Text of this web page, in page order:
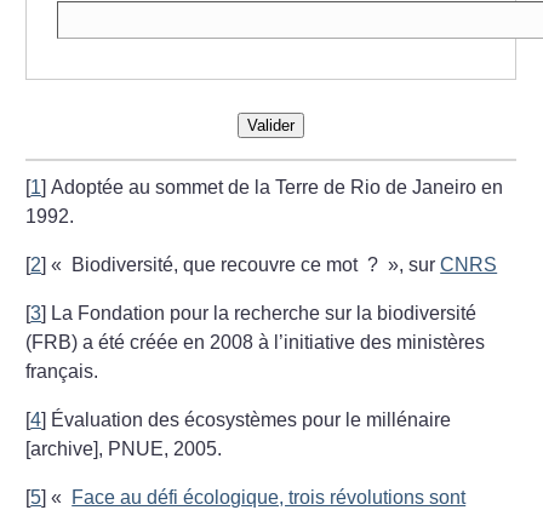
Valider
[1]Adoptée au sommet de la Terre de Rio de Janeiro en
1992.
[2]« Biodiversité, que recouvre ce mot ? », surCNRS
[3] La Fondation pour la recherche sur la biodiversité
(FRB) a été créée en 2008 à l’initiative des ministères
français.
[4] Évaluation des écosystèmes pour le millénaire
[archive], PNUE, 2005.
[5]«
Face au défi écologique, trois révolutions sont